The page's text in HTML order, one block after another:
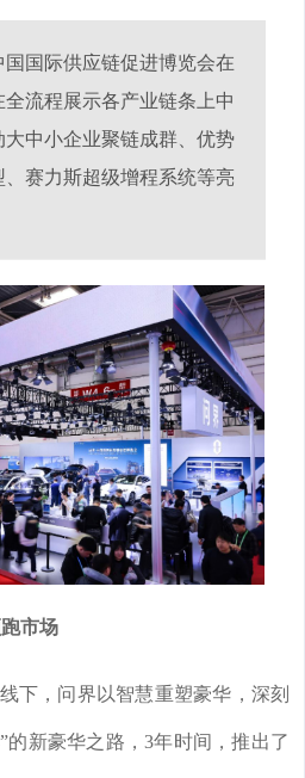
国国际供应链促进博览会在
流程展示各产业链条上中
中小企业聚链成群、优势
赛力斯超级增程系统等亮
市场
下，问界以智慧重塑豪华，深刻
的新豪华之路，3年时间，推出了